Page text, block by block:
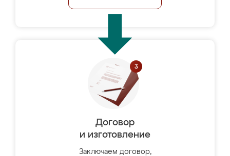
Договор
и изготовление
Заключаем договор,